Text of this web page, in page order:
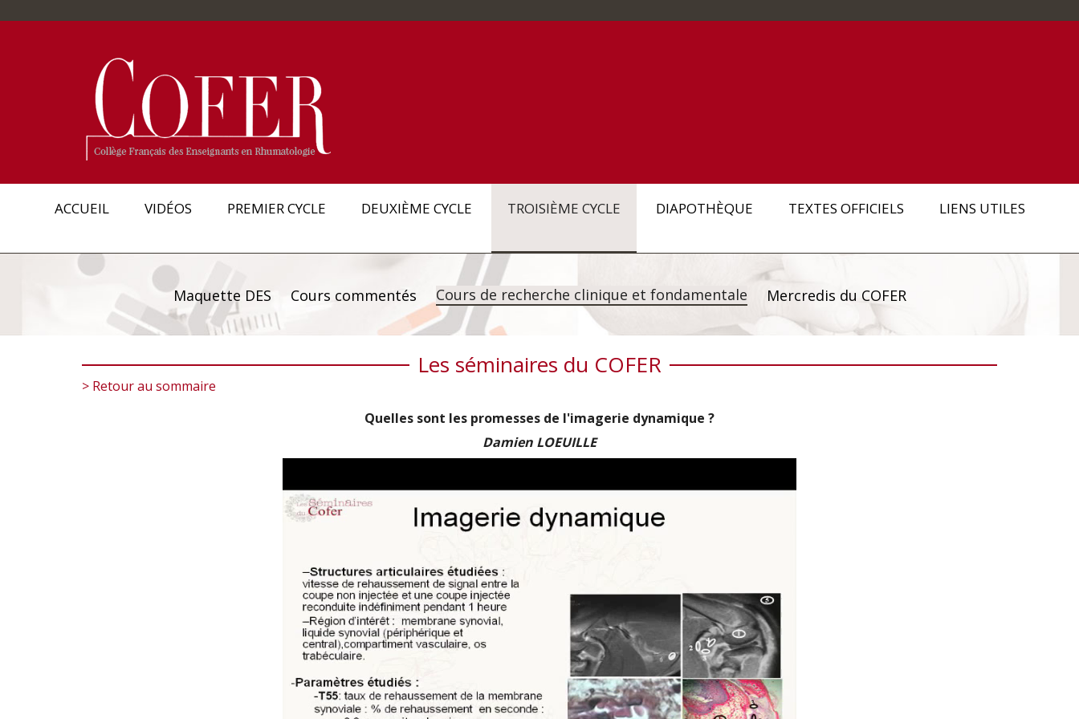
ACCUEIL VIDÉOS PREMIER CYCLE DEUXIÈME CYCLE TROISIÈME CYCLE DIAPOTHÈQUE TEXTES OFFICIELS LIENS UTILES
Maquette DES Cours commentés Cours de recherche clinique et fondamentale Mercredis du COFER
Les séminaires du COFER
> Retour au sommaire
Quelles sont les promesses de l'imagerie dynamique ?
Damien LOEUILLE